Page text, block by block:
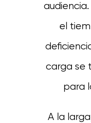
el
carga se
para
A la